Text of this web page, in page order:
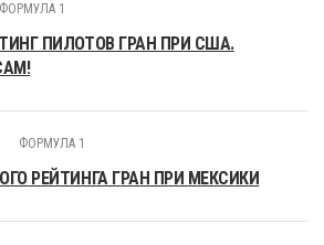
ФОРМУЛА 1
ПИЛОТОВ ГРАН ПРИ США.
ФОРМУЛА 1
РЕЙТИНГА ГРАН ПРИ МЕКСИКИ